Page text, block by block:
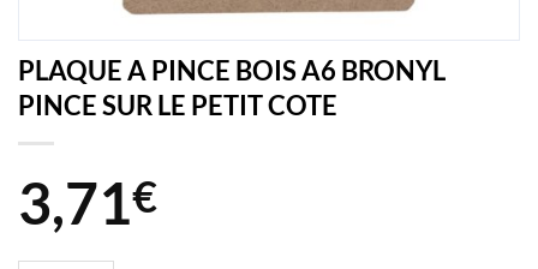
PLAQUE A PINCE BOIS A6 BRONYL
PINCE SUR LE PETIT COTE
3,71€